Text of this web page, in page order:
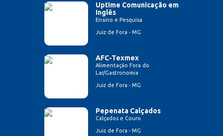
Uptime Comunicação em
Inglês
Ensino e Pesquisa
Juiz de Fora - MG
AFC-Texmex
Alimentação Fora do
Lar/Gastronomia
Juiz de Fora - MG
Pepenata Calçados
Calçados e Couro
Juiz de Fora - MG